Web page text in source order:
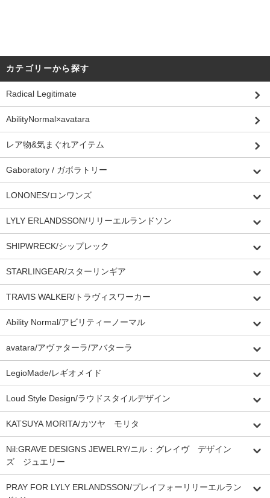
カテゴリーから探す
Radical Legitimate
AbilityNormal×avatara
レア物&気まぐれアイテム
Gaboratory / ガボラトリー
LONONES/ロンワンズ
LYLY ERLANDSSON/リリーエルランドソン
SHIPWRECK/シップレック
STARLINGEAR/スターリンギア
TRAVIS WALKER/トラヴィスワーカー
Ability Normal/アビリティーノーマル
avatara/アヴァターラ/アバターラ
LegioMade/レギオメイド
Loud Style Design/ラウドスタイルデザイン
KATSUYA MORITA/カツヤ モリタ
Nil:GRAVE DESIGNS JEWELRY/ニル：グレイヴ デザイン
ズ ジュエリー
PRAY FOR LYLY ERLANDSSON/プレイフォーリリーエルラン